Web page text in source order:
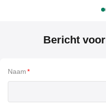
Bericht
Naam*